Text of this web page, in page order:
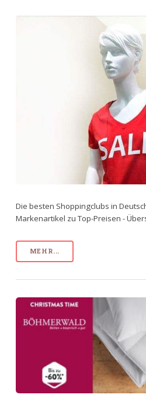
Die besten Shoppingclubs in
Markenartikel zu Top-Preisen -
MEHR...